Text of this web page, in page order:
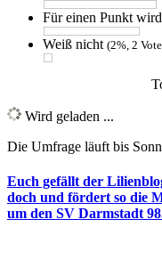
Für einen Punkt
Weiß nicht (2%, 2
Wird geladen ...
Die Umfrage läuft bis
Euch gefällt der
doch und fördert so die
um den SV Darmstadt